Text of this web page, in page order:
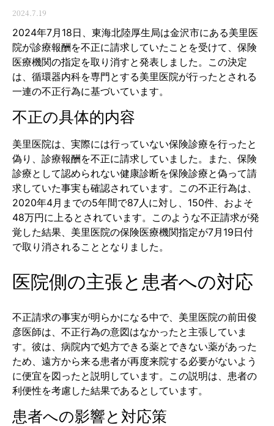
2024.7.19
2024年7月18日、東海北陸厚生局は金沢市にある美里医
院が診療報酬を不正に請求していたことを受けて、保険
医療機関の指定を取り消すと発表しました。この決定
は、循環器内科を専門とする美里医院が行ったとされる
一連の不正行為に基づいています。
不正の具体的内容
美里医院は、実際には行っていない保険診療を行ったと
偽り、診療報酬を不正に請求していました。また、保険
診療として認められない健康診断を保険診療と偽って請
求していた事実も確認されています。この不正行為は、
2020年4月までの5年間で87人に対し、150件、およそ
48万円に上るとされています。このような不正請求が発
覚した結果、美里医院の保険医療機関指定が7月19日付
で取り消されることとなりました。
医院側の主張と患者への対応
不正請求の事実が明らかになる中で、美里医院の前田俊
彦医師は、不正行為の意図はなかったと主張していま
す。彼は、病院内で処方できる薬とできない薬があった
ため、遠方から来る患者が再度来院する必要がないよう
に便宜を図ったと説明しています。この説明は、患者の
利便性を考慮した結果であるとしています。
患者への影響と対応策